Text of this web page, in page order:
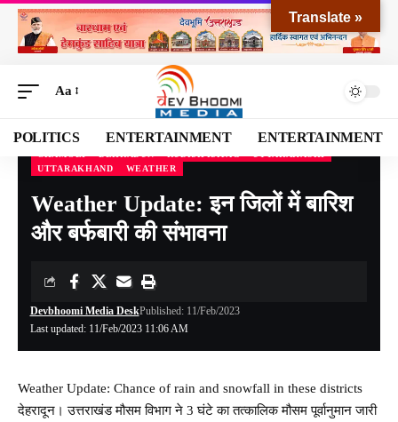
Aa
POLITICS ENTERTAINMENT ENTERTAINMENT
UTTARAKHAND
WEATHER
Weather Update: इन जिलों में बारिश
और बर्फबारी की संभावना
Last updated: 11/Feb/2023 11:06 AM
Devbhoomi Media DeskPublished: 11/Feb/2023
Weather Update: Chance of rain and snowfall in these districts
देहरादून। उत्तराखंड मौसम विभाग ने 3 घंटे का तत्कालिक मौसम पूर्वानुमान जारी
Translate »